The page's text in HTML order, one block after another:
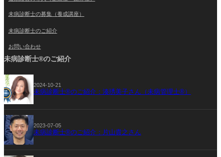
未病診断士の募集（養成講座）
未病診断士のご紹介
お問い合わせ
未病診断士®のご紹介
2024-10-21
未病診断士®のご紹介：湊琇美子さん（未病管理士®）
2023-07-05
未病診断士®のご紹介：片山貴之さん